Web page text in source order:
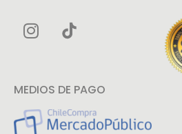
MEDIOS DE PAGO